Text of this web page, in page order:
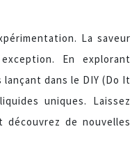
La saveur
En explorant
dans le DIY (Do It
uniques. Laissez
de nouvelles